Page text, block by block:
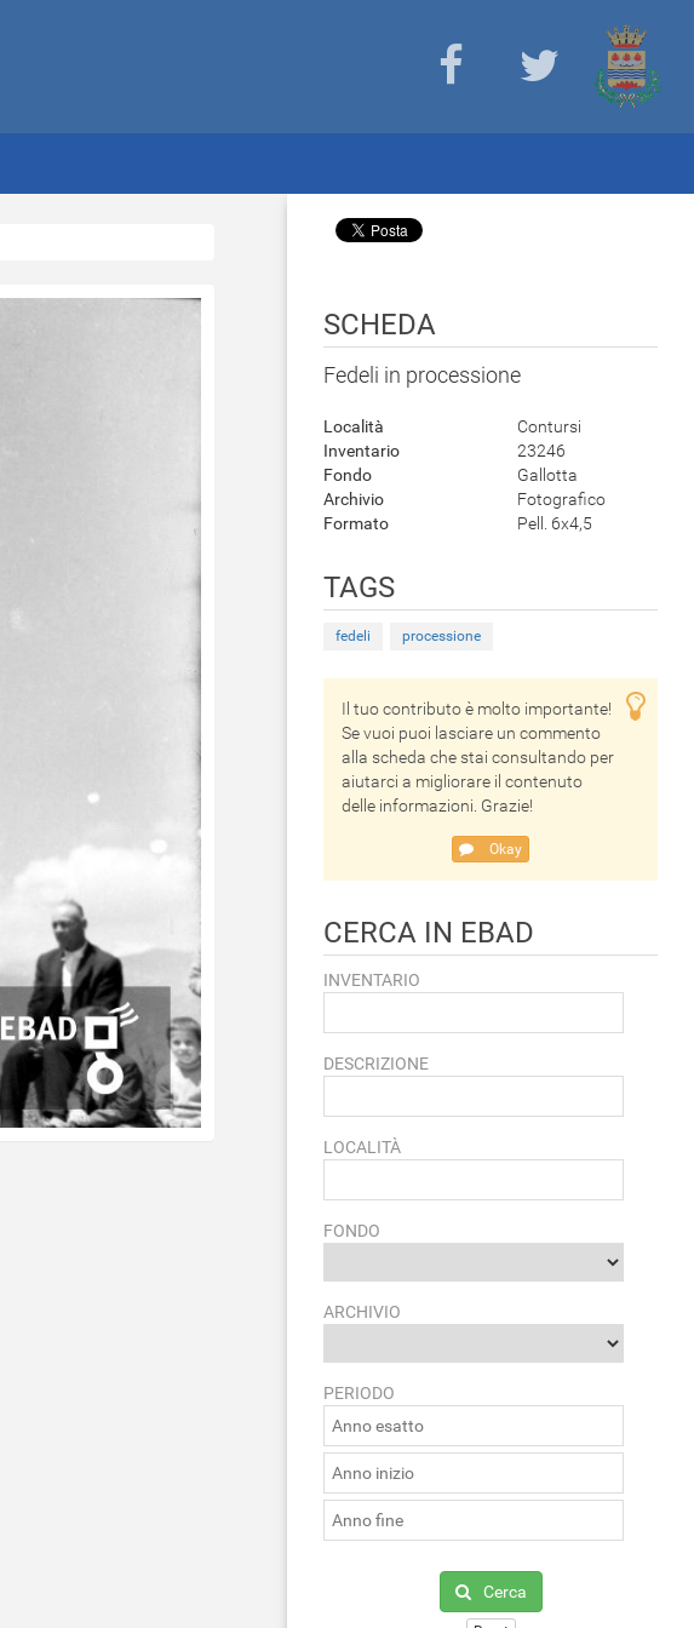
SCHEDA
Fedeli in processione
Località
Contursi
Inventario
23246
Fondo
Gallotta
Archivio
Fotografico
Formato
Pell. 6x4,5
TAGS
fedeli processione
Il tuo contributo è molto importante!
Se vuoi puoi lasciare un commento
alla scheda che stai consultando per
aiutarci a migliorare il contenuto
delle informazioni. Grazie!
Okay
CERCA IN EBAD
INVENTARIO
DESCRIZIONE
LOCALITÀ
FONDO
ARCHIVIO
PERIODO
Cerca